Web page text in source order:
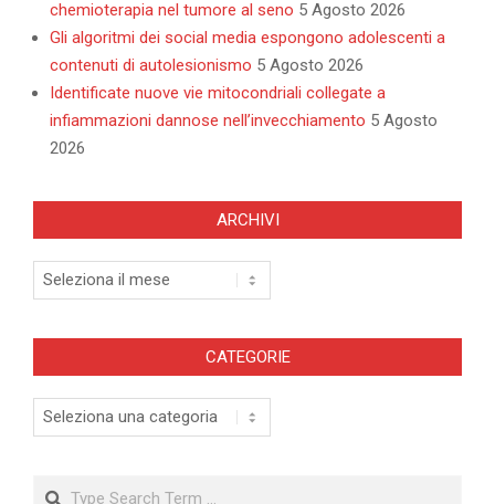
chemioterapia nel tumore al seno 5 Agosto 2026
Gli algoritmi dei social media espongono adolescenti a
contenuti di autolesionismo 5 Agosto 2026
Identificate nuove vie mitocondriali collegate a
infiammazioni dannose nell’invecchiamento 5 Agosto
2026
ARCHIVI
Archivi
CATEGORIE
Categorie
Search